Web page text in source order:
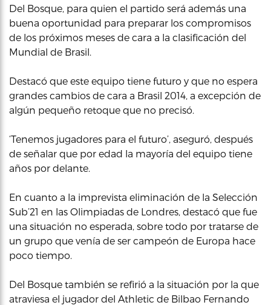
Del Bosque, para quien el partido será además una
buena oportunidad para preparar los compromisos
de los próximos meses de cara a la clasificación del
Mundial de Brasil.
Destacó que este equipo tiene futuro y que no espera
grandes cambios de cara a Brasil 2014, a excepción de
algún pequeño retoque que no precisó.
‘Tenemos jugadores para el futuro’, aseguró, después
de señalar que por edad la mayoría del equipo tiene
años por delante.
En cuanto a la imprevista eliminación de la Selección
Sub’21 en las Olimpiadas de Londres, destacó que fue
una situación no esperada, sobre todo por tratarse de
un grupo que venía de ser campeón de Europa hace
poco tiempo.
Del Bosque también se refirió a la situación por la que
atraviesa el jugador del Athletic de Bilbao Fernando